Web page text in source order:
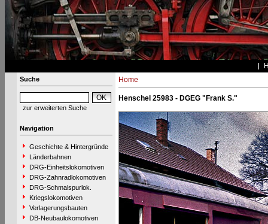
Suche
zur erweiterten Suche
Navigation
Geschichte & Hintergründe
Länderbahnen
DRG-Einheitslokomotiven
DRG-Zahnradlokomotiven
DRG-Schmalspurlok.
Kriegslokomotiven
Verlagerungsbauten
DB-Neubaulokomotiven
Home
Henschel 25983 - DGEG "Frank S."